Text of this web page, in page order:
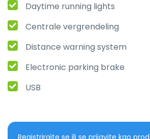
Daytime running lights
Centrale vergrendeling
Distance warning system
Electronic parking brake
USB
Registrirajte se ili se prijavite kao